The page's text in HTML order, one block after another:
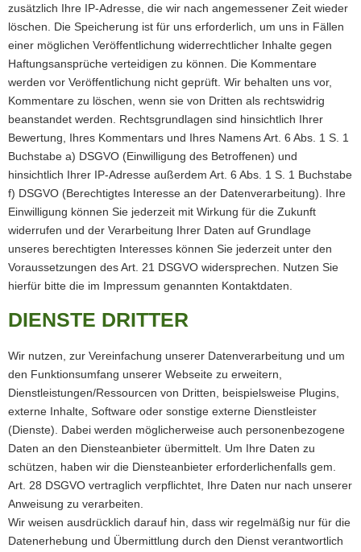
zusätzlich Ihre IP-Adresse, die wir nach angemessener Zeit wieder
löschen. Die Speicherung ist für uns erforderlich, um uns in Fällen
einer möglichen Veröffentlichung widerrechtlicher Inhalte gegen
Haftungsansprüche verteidigen zu können. Die Kommentare
werden vor Veröffentlichung nicht geprüft. Wir behalten uns vor,
Kommentare zu löschen, wenn sie von Dritten als rechtswidrig
beanstandet werden. Rechtsgrundlagen sind hinsichtlich Ihrer
Bewertung, Ihres Kommentars und Ihres Namens Art. 6 Abs. 1 S. 1
Buchstabe a) DSGVO (Einwilligung des Betroffenen) und
hinsichtlich Ihrer IP-Adresse außerdem Art. 6 Abs. 1 S. 1 Buchstabe
f) DSGVO (Berechtigtes Interesse an der Datenverarbeitung). Ihre
Einwilligung können Sie jederzeit mit Wirkung für die Zukunft
widerrufen und der Verarbeitung Ihrer Daten auf Grundlage
unseres berechtigten Interesses können Sie jederzeit unter den
Voraussetzungen des Art. 21 DSGVO widersprechen. Nutzen Sie
hierfür bitte die im Impressum genannten Kontaktdaten.
DIENSTE DRITTER
Wir nutzen, zur Vereinfachung unserer Datenverarbeitung und um
den Funktionsumfang unserer Webseite zu erweitern,
Dienstleistungen/Ressourcen von Dritten, beispielsweise Plugins,
externe Inhalte, Software oder sonstige externe Dienstleister
(Dienste). Dabei werden möglicherweise auch personenbezogene
Daten an den Diensteanbieter übermittelt. Um Ihre Daten zu
schützen, haben wir die Diensteanbieter erforderlichenfalls gem.
Art. 28 DSGVO vertraglich verpflichtet, Ihre Daten nur nach unserer
Anweisung zu verarbeiten.
Wir weisen ausdrücklich darauf hin, dass wir regelmäßig nur für die
Datenerhebung und Übermittlung durch den Dienst verantwortlich